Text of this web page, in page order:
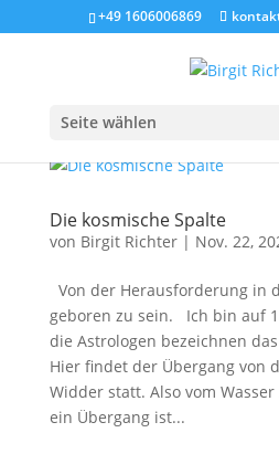
+49 1606006869
Seite wählen
Die kosmische Spalte
von Birgit Richter| Nov. 22,
Von der Herausforderung in
geboren zu sein. Ich bin auf
die Astrologen bezeichnen
Hier findet der Übergang von
Widder statt. Also vom
ein Übergang ist...